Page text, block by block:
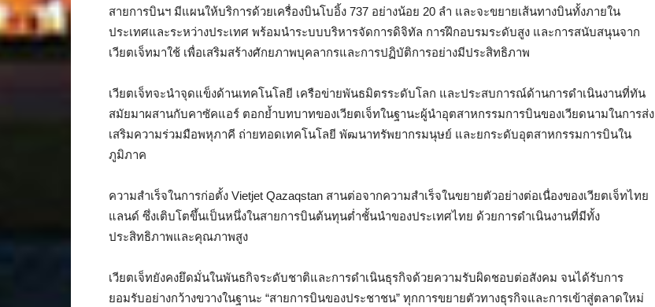
สายการบินฯ มีแผนให้บริการด้วยเครื่องบินโบอิ้ง 737 อย่างน้อย 20 ลำ และจะขยายเส้นทางบินทั้งภายใน
ประเทศและระหว่างประเทศ พร้อมนำระบบบริหารจัดการดิจิทัล การฝึกอบรมระดับสูง และการสนับสนุนจาก
เวียตเจ็ทมาใช้ เพื่อเสริมสร้างศักยภาพบุคลากรและการปฏิบัติการอย่างมีประสิทธิภาพ
เวียตเจ็ทจะนำจุดแข็งด้านเทคโนโลยี เครือข่ายพันธมิตรระดับโลก และประสบการณ์ด้านการดำเนินงานที่ทัน
สมัยมาผสานกับคาซัคแอร์ ตอกย้ำบทบาทของเวียตเจ็ทในฐานะผู้นำอุตสาหกรรมการบินของเวียดนามในการส่ง
เสริมความร่วมมือพหุภาคี ถ่ายทอดเทคโนโลยี พัฒนาทรัพยากรมนุษย์ และยกระดับอุตสาหกรรมการบินใน
ภูมิภาค
ความสำเร็จในการก่อตั้ง Vietjet Qazaqstan สานต่อจากความสำเร็จในขยายตัวอย่างต่อเนื่องของเวียตเจ็ทไทย
แลนด์ ซึ่งเติบโตขึ้นเป็นหนึ่งในสายการบินต้นทุนต่ำชั้นนำของประเทศไทย ด้วยการดำเนินงานที่มีทั้ง
ประสิทธิภาพและคุณภาพสูง
เวียตเจ็ทยังคงยึดมั่นในพันธกิจระดับชาติและการดำเนินธุรกิจด้วยความรับผิดชอบต่อสังคม จนได้รับการ
ยอมรับอย่างกว้างขวางในฐานะ “สายการบินของประชาชน” ทุกการขยายตัวทางธุรกิจและการเข้าสู่ตลาดใหม่